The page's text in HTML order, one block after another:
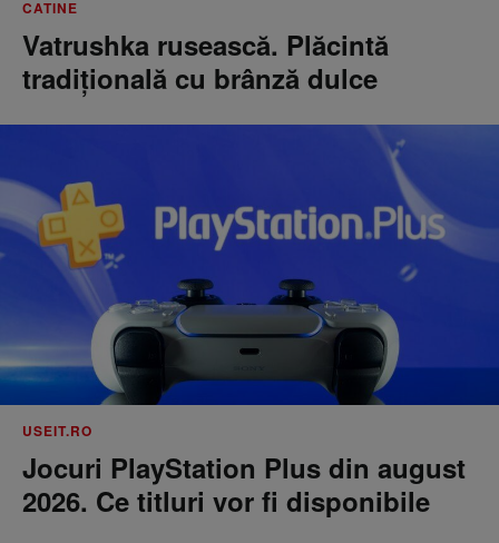
CATINE
Vatrushka rusească. Plăcintă
tradițională cu brânză dulce
USEIT.RO
Jocuri PlayStation Plus din august
2026. Ce titluri vor fi disponibile